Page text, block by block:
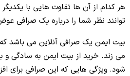
هر کدام از آن ها تفاوت هایی با
توانند نظر شما را درباره یک صرافی
بیت ایمن یک صرافی آنلاین می باشد
می زند. خرید از بیت ایمن به سادگی و
شود. ویژگی هایی که این صرافی برای